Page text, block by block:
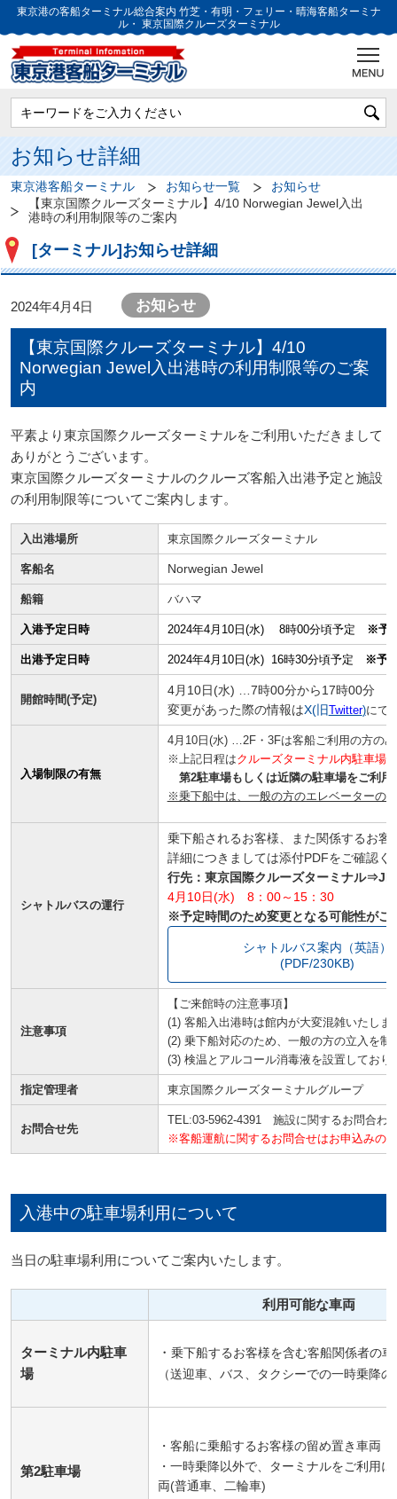
東京港の客船ターミナル総合案内 竹芝・有明・フェリー・晴海客船ターミナ
ル・ 東京国際クルーズターミナル
お知らせ詳細
東京港客船ターミナル お知らせ一覧
お知らせ
【東京国際クルーズターミナル】4/10 Norwegian Jewel入出
港時の利用制限等のご案内
[ターミナル]お知らせ詳細
2024年4月4日 お知らせ
【東京国際クルーズターミナル】4/10
Norwegian Jewel入出港時の利用制限等のご案
内
平素より東京国際クルーズターミナルをご利用いただきまして
ありがとうございます。
東京国際クルーズターミナルのクルーズ客船入出港予定と施設
の利用制限等についてご案内します。
入出港場所 東京国際クルーズターミナル
客船名 Norwegian Jewel
船籍 バハマ
入港予定日時 2024年4月10日(水) 8時00分頃予定 ※予
出港予定日時 2024年4月10日(水) 16時30分頃予定 ※予
開館時間(予定)
4月10日(水) …7時00分から17時00分
変更があった際の情報はX(旧Twitter)にて
入場制限の有無
4月10日(水) …2F・3Fは客船ご利用の方の
※上記日程はクルーズターミナル内駐車場
第2駐車場もしくは近隣の駐車場をご利用
※乗下船中は、一般の方のエレベーターの
シャトルバスの運行
乗下船されるお客様、また関係するお客
詳細につきましては添付PDFをご確認く
行先：東京国際クルーズターミナル
4月10日(水) 8：00～15：30
※予定時間のため変更となる可能性がご
シャトルバス案内（英語）
(PDF/230KB)
注意事項
【ご来館時の注意事項】
(1) 客船入出港時は館内が大変混雑いたしま
(2) 乗下船対応のため、一般の方の立入を
(3) 検温とアルコール消毒液を設置してお
指定管理者 東京国際クルーズターミナルグループ
お問合せ先
TEL:03-5962-4391 施設に関するお問合わ
※客船運航に関するお問合せはお申込みの
入港中の駐車場利用について
当日の駐車場利用についてご案内いたします。
利用可能な車両
ターミナル内駐車
場
・ 乗下船するお客様を含む客船関係者の車
（送迎車、バス、タクシーでの一時乗降の
第2駐車場
・客船に乗船するお客様の留め置き車両
・一時乗降以外で、ターミナルをご利用
両(普通車、二輪車)